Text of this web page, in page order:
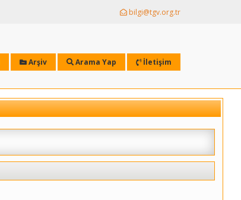
bilgi@tgv.org.tr
Arşiv Arama Yap İletişim